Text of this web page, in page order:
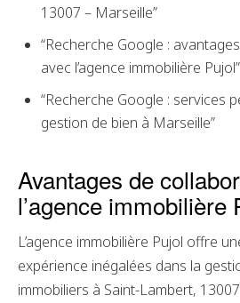
13007 – Marseille”
“Recherche Google :
avec l’agence immobilière Pujol”
“Recherche Google : services
gestion de bien à Marseille”
Avantages de
l’agence immobilière
L’agence immobilière Pujol offre
expérience inégalées dans la
immobiliers à Saint-Lambert,